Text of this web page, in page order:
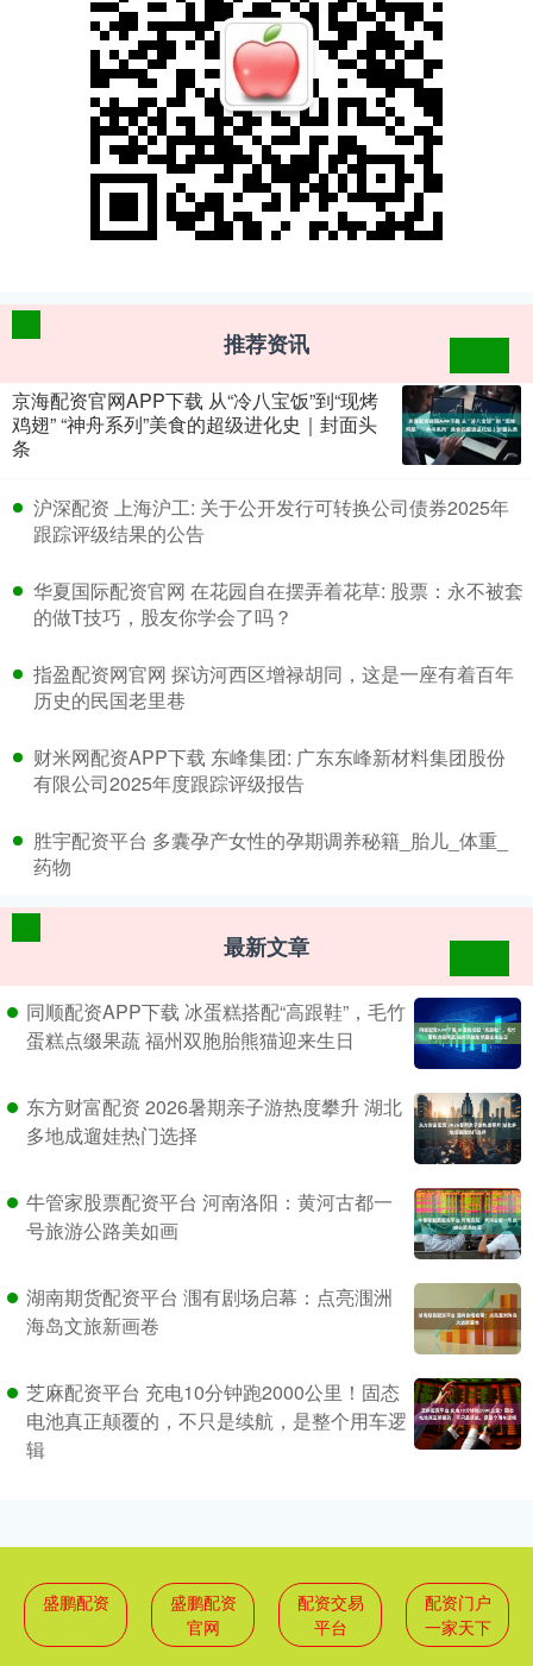
推荐资讯
京海配资官网APP下载 从“冷八宝饭”到“现烤
鸡翅” “神舟系列”美食的超级进化史｜封面头
条
​沪深配资 上海沪工: 关于公开发行可转换公司债券2025年
跟踪评级结果的公告
​华夏国际配资官网 在花园自在摆弄着花草: 股票：永不被套
的做T技巧，股友你学会了吗？
​指盈配资网官网 探访河西区增禄胡同，这是一座有着百年
历史的民国老里巷
​财米网配资APP下载 东峰集团: 广东东峰新材料集团股份
有限公司2025年度跟踪评级报告
​胜宇配资平台 多囊孕产女性的孕期调养秘籍_胎儿_体重_
药物
最新文章
同顺配资APP下载 冰蛋糕搭配“高跟鞋”，毛竹
蛋糕点缀果蔬 福州双胞胎熊猫迎来生日
东方财富配资 2026暑期亲子游热度攀升 湖北
多地成遛娃热门选择
牛管家股票配资平台 河南洛阳：黄河古都一
号旅游公路美如画
湖南期货配资平台 涠有剧场启幕：点亮涠洲
海岛文旅新画卷
芝麻配资平台 充电10分钟跑2000公里！固态
电池真正颠覆的，不只是续航，是整个用车逻
辑
盛鹏配资
盛鹏配资
官网
配资交易
平台
配资门户
一家天下